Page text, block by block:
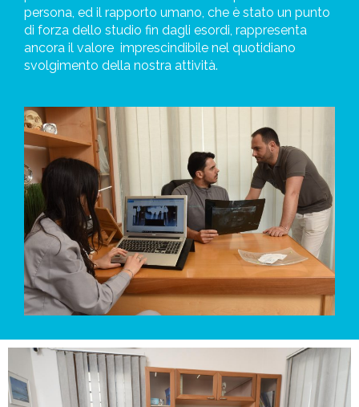
persona, ed il rapporto umano, che è stato un punto
di forza dello studio fin dagli esordi, rappresenta
ancora il valore imprescindibile nel quotidiano
svolgimento della nostra attività.